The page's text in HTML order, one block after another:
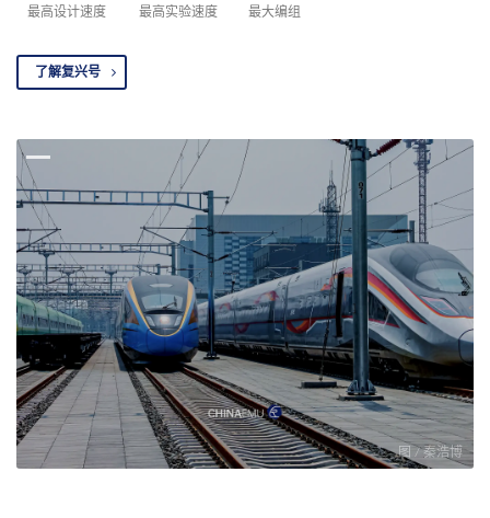
最高设计速度
最高实验速度
最大编组
了解复兴号
图 / 秦浩博